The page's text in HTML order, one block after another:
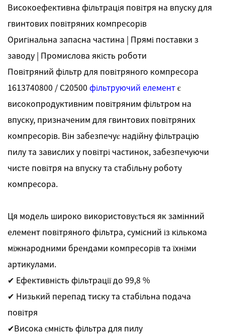
Високоефективна фільтрація повітря на впуску для
гвинтових повітряних компресорів
Оригінальна запасна частина | Прямі поставки з
заводу | Промислова якість роботи
Повітряний фільтр для повітряного компресора
1613740800 / C20500 фільтруючий елементє
високопродуктивним повітряним фільтром на
впуску, призначеним для гвинтових повітряних
компресорів. Він забезпечує надійну фільтрацію
пилу та завислих у повітрі частинок, забезпечуючи
чисте повітря на впуску та стабільну роботу
компресора.
Ця модель широко використовується як замінний
елемент повітряного фільтра, сумісний із кількома
міжнародними брендами компресорів та їхніми
артикулами.
✔ Ефективність фільтрації до 99,8 %
✔ Низький перепад тиску та стабільна подача
повітря
✔Висока ємність фільтра для пилу